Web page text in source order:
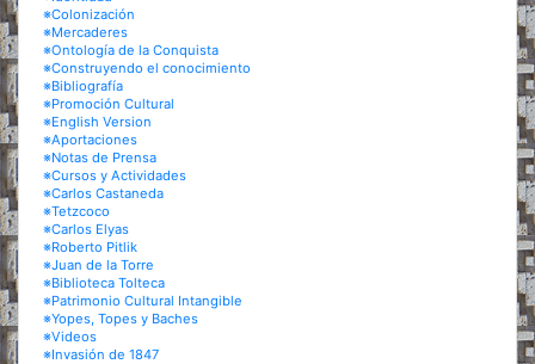
※Colonización
※Mercaderes
※Ontología de la Conquista
※Construyendo el conocimiento
※Bibliografía
※Promoción Cultural
※English Version
※Aportaciones
※Notas de Prensa
※Cursos y Actividades
※Carlos Castaneda
※Tetzcoco
※Carlos Elyas
※Roberto Pitlik
※Juan de la Torre
※Biblioteca Tolteca
※Patrimonio Cultural Intangible
※Yopes, Topes y Baches
※Videos
※Invasión de 1847